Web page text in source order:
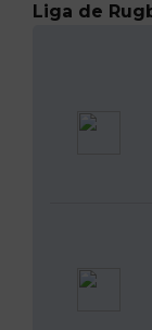
Liga de